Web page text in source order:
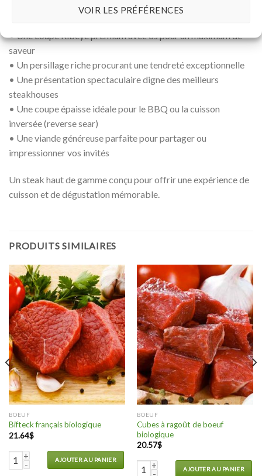
VOIR LES PRÉFÉRENCES
• Une coupe Ribeye premium avec os pour un maximum de
saveur
• Un persillage riche procurant une tendreté exceptionnelle
• Une présentation spectaculaire digne des meilleurs
steakhouses
• Une coupe épaisse idéale pour le BBQ ou la cuisson
inversée (reverse sear)
• Une viande généreuse parfaite pour partager ou
impressionner vos invités
Un steak haut de gamme conçu pour offrir une expérience de
cuisson et de dégustation mémorable.
PRODUITS SIMILAIRES
BOEUF
Bifteck français biologique
21.64$
quantité de Bifteck français biologique
AJOUTER AU PANIER
BOEUF
Cubes à ragoût de boeuf
biologique
20.57$
quantité de Cubes à ragoût de
AJOUTER AU PANIER